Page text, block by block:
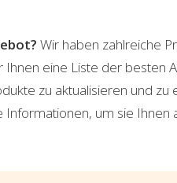
Wir haben zahlreiche
Ihnen eine Liste der besten
zu aktualisieren und zu
um sie Ihnen